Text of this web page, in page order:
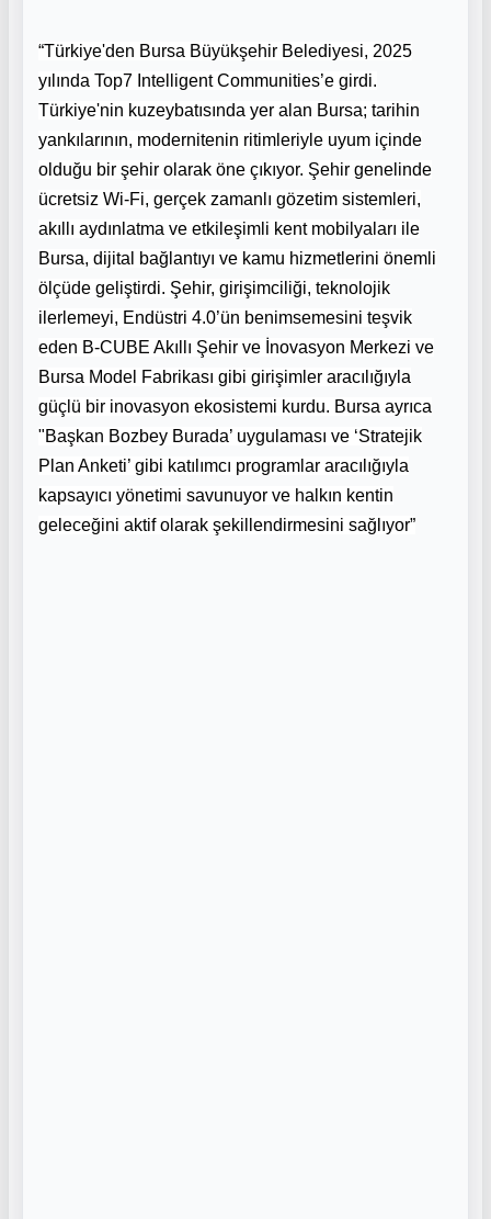
“Türkiye'den Bursa Büyükşehir Belediyesi, 2025
yılında Top7 Intelligent Communities’e girdi.
Türkiye'nin kuzeybatısında yer alan Bursa; tarihin
yankılarının, modernitenin ritimleriyle uyum içinde
olduğu bir şehir olarak öne çıkıyor. Şehir genelinde
ücretsiz Wi-Fi, gerçek zamanlı gözetim sistemleri,
akıllı aydınlatma ve etkileşimli kent mobilyaları ile
Bursa, dijital bağlantıyı ve kamu hizmetlerini önemli
ölçüde geliştirdi. Şehir, girişimciliği, teknolojik
ilerlemeyi, Endüstri 4.0’ün benimsemesini teşvik
eden B-CUBE Akıllı Şehir ve İnovasyon Merkezi ve
Bursa Model Fabrikası gibi girişimler aracılığıyla
güçlü bir inovasyon ekosistemi kurdu. Bursa ayrıca
"Başkan Bozbey Burada’ uygulaması ve ‘Stratejik
Plan Anketi’ gibi katılımcı programlar aracılığıyla
kapsayıcı yönetimi savunuyor ve halkın kentin
geleceğini aktif olarak şekillendirmesini sağlıyor”